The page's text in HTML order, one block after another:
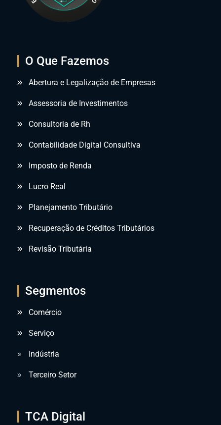
O Que Fazemos
Abertura e Legalização de Empresas
Assessoria de Investimentos
Consultoria de Rh
Contabilidade Digital Consultiva
Imposto de Renda
Lucro Real
Planejamento Tributário
Recuperação de Créditos Tributários
Revisão Tributária
Segmentos
Comércio
Serviço
Indústria
Terceiro Setor
TCA Digital